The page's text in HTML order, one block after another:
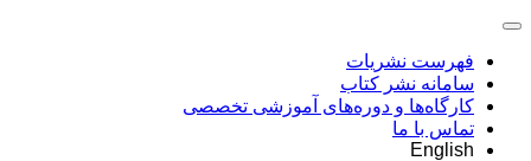
فهرست نشریات
سامانه نشر کتاب
کارگاه‌ها و دوره‌های آموزشی تخصصی
تماس با ما
English